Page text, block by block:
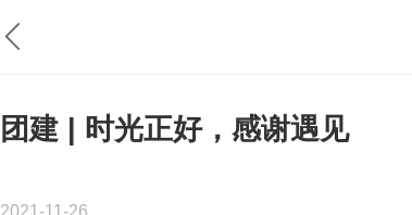
团建 | 时光正好，感谢遇见
2021-11-26